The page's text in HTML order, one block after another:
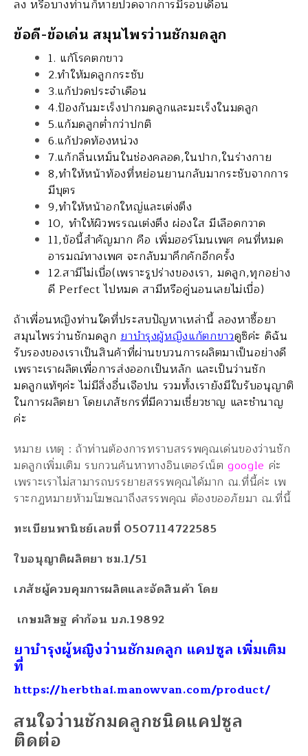
ลง หรือบางท่านก็หายปวดจากการมีรอบเดือน
ข้อดี-ข้อเด่น สมุนไพรว่านชักมดลูก
1. แก้โรคตกขาว
2.ทำให้มดลูกกระชับ
3.แก้ปวดประจำเดือน
4.ป้องกันมะเร็งปากมดลูกและมะเร็งในมดลูก
5.แก้มดลูกต่ำกว่าปกติ
6.แก้ปวดท้องหน่วง
7.แก้กลิ่นเหม็นในช่องคลอด,ในปาก,ในร่างกาย
8,ทำให้หน้าท้องที่หย่อนยานกลับมากระชับจากการ
มีบุตร
9,ทำให้หน้าอกใหญ่และเต่งตึง
10, ทำให้ผิวพรรณเต่งตึง ผ่องใส มีเลือดกวาด
11,ข้อนี้สำคัญมาก คือ เพิ่มฮอร์โมนเพศ คนที่หมด
อารมณ์ทางเพศ จะกลับมาคึกคักอีกครั้ง
12.สามีไม่เบื่อ(เพราะรูปร่างของเรา, มดลูก,ทุกอย่าง
ดี Perfect ไปหมด สามีหรือคู่นอนเลยไม่เบื่อ)
ถ้าเพื่อนหญิงท่านใดที่ประสบปัญหาเหล่านี้ ลองหาซื้อยา
สมุนไพรว่านชักมดลูกยาบำรุงผู้หญิงแก้ตกขาวดูซิค่ะ ดิฉัน
รับรองของเราเป็นสินค้าที่ผ่านขบวนการผลิตมาเป็นอย่างดี
เพราะเราผลิตเพื่อการส่งออกเป็นหลัก และเป็นว่านชัก
มดลูกแท้ๆค่ะ ไม่มีสิ่งอื่นเจือปน รวมทั้งเรายังมีใบรับอนุญาติ
ในการผลิตยา โดยเภสัชกรที่มีความเชี่ยวชาญ และชำนาญ
ค่ะ
หมาย เหตุ : ถ้าท่านต้องการทราบสรรพคุณเด่นของว่านชัก
มดลูกเพิ่มเติม รบกวนค้นหาทางอินเตอร์เน็ตgoogle ค่ะ
เพราะเราไม่สามารถบรรยายสรรพคุณได้มาก ณ.ที่นี้ค่ะ เพ
ราะกฏหมายห้ามโฆษณาถึงสรรพคุณ ต้องขออภัยมา ณ.ที่นี้
ทะเบียนพานิชย์เลขที่ 0507114722585
ใบอนุญาติผลิตยา ชม.1/51
เภสัชผู้ควบคุมการผลิตและจัดสินค้า โดย
เกษมสิษฐ คำก้อน บภ.19892
ยาบำรุงผู้หญิงว่านชักมดลูก แคปซูล เพิ่มเติม
ที่
https://herbthai.manowvan.com/product/
สนใจว่านชักมดลูกชนิดแคปซูล
ติดต่อ